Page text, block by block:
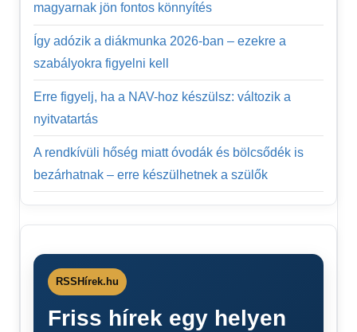
magyarnak jön fontos könnyítés
Így adózik a diákmunka 2026-ban – ezekre a
szabályokra figyelni kell
Erre figyelj, ha a NAV-hoz készülsz: változik a
nyitvatartás
A rendkívüli hőség miatt óvodák és bölcsődék is
bezárhatnak – erre készülhetnek a szülők
RSSHírek.hu
Friss hírek egy helyen